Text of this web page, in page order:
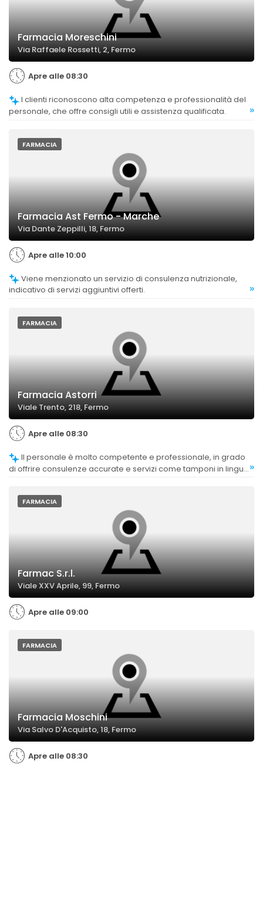
Farmacia Moreschini
Via Raffaele Rossetti, 2, Fermo
Apre alle 08:30
personale, che offre consigli utili e assistenza qualificata.
»
FARMACIA
Farmacia Ast Fermo - Marche
Via Dante Zeppilli, 18, Fermo
Apre alle 10:00
indicativo di servizi aggiuntivi offerti.
»
FARMACIA
Farmacia Astorri
Viale Trento, 218, Fermo
Apre alle 08:30
di offrire consulenze accurate e servizi come tamponi in lingua»
FARMACIA
Farmac S.r.l.
Viale XXV Aprile, 99, Fermo
Apre alle 09:00
FARMACIA
Farmacia Moschini
Via Salvo D'Acquisto, 18, Fermo
Apre alle 08:30